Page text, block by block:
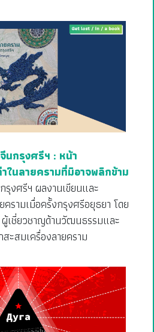
นกรุงศรีฯ : หน้า
ในลายครามที่มิอาจพลิกข้าม
งศรีฯ ผลงานเขียนและ
ครามเมื่อครั้งกรุงศรีอยุธยา โดย
เชี่ยวชาญด้านวัฒนธรรมและ
ะสมเครื่องลายคราม